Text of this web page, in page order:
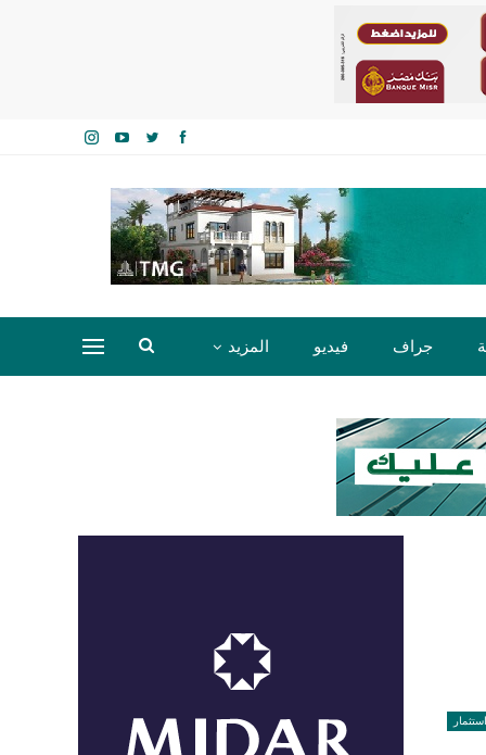
جراف فيديو المزيد
استثمار